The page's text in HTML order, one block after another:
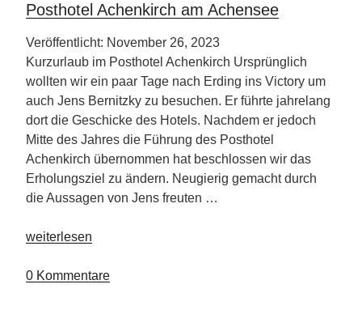
Posthotel Achenkirch am Achensee
Veröffentlicht: November 26, 2023
Kurzurlaub im Posthotel Achenkirch Ursprünglich
wollten wir ein paar Tage nach Erding ins Victory um
auch Jens Bernitzky zu besuchen. Er führte jahrelang
dort die Geschicke des Hotels. Nachdem er jedoch
Mitte des Jahres die Führung des Posthotel
Achenkirch übernommen hat beschlossen wir das
Erholungsziel zu ändern. Neugierig gemacht durch
die Aussagen von Jens freuten …
„Posthotel
am
weiterlesen
0 Kommentare